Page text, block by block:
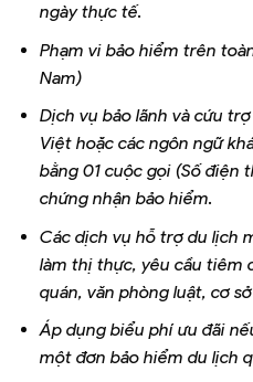
ngày thực tế.
Phạm vi bảo hiểm trên
Nam)
Dịch vụ bảo lãnh và cứu
Việt hoặc các ngôn ngữ
bằng 01 cuộc gọi (Số
chứng nhận bảo hiểm.
Các dịch vụ hỗ trợ du lịch
làm thị thực, yêu cầu tiêm
quán, văn phòng luật, cơ
Áp dụng biểu phí ưu đãi
một đơn bảo hiểm du lịch